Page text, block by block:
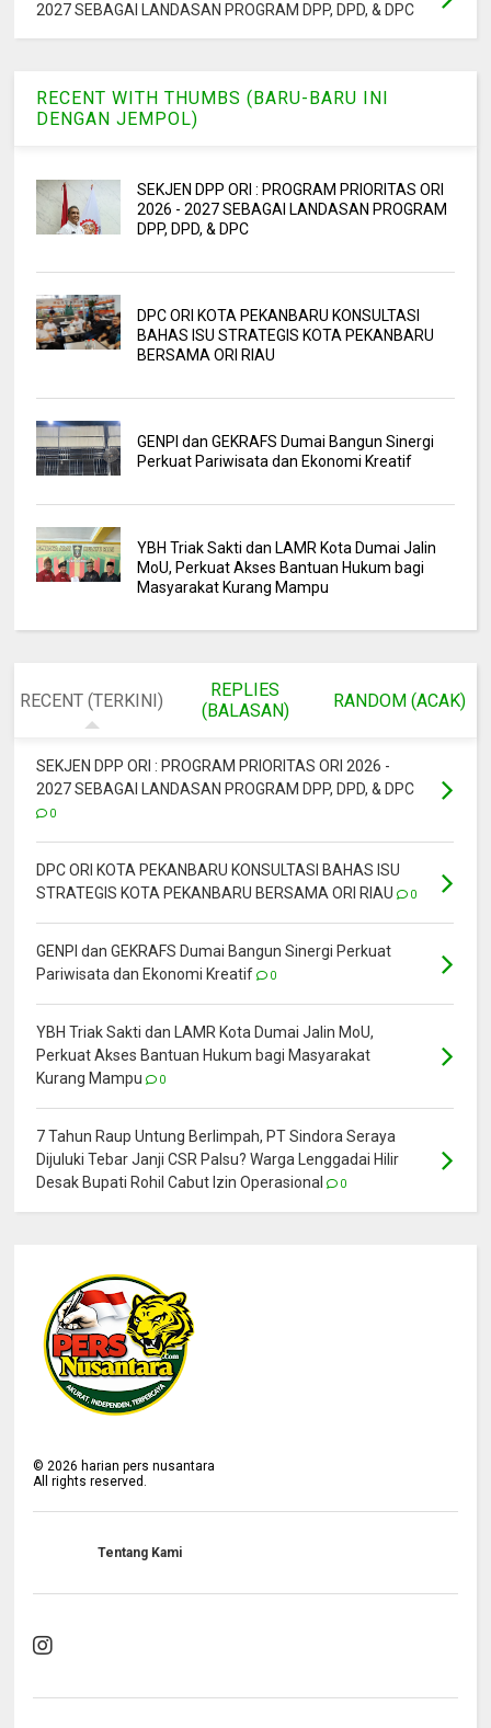
2027 SEBAGAI LANDASAN PROGRAM DPP, DPD, & DPC
RECENT WITH THUMBS (BARU-BARU INI
DENGAN JEMPOL)
SEKJEN DPP ORI : PROGRAM PRIORITAS ORI
2026 - 2027 SEBAGAI LANDASAN PROGRAM
DPP, DPD, & DPC
DPC ORI KOTA PEKANBARU KONSULTASI
BAHAS ISU STRATEGIS KOTA PEKANBARU
BERSAMA ORI RIAU
GENPI dan GEKRAFS Dumai Bangun Sinergi
Perkuat Pariwisata dan Ekonomi Kreatif
YBH Triak Sakti dan LAMR Kota Dumai Jalin
MoU, Perkuat Akses Bantuan Hukum bagi
Masyarakat Kurang Mampu
RECENT (TERKINI)
REPLIES
(BALASAN)
RANDOM (ACAK)
SEKJEN DPP ORI : PROGRAM PRIORITAS ORI 2026 -
2027 SEBAGAI LANDASAN PROGRAM DPP, DPD, & DPC
0
DPC ORI KOTA PEKANBARU KONSULTASI BAHAS ISU
STRATEGIS KOTA PEKANBARU BERSAMA ORI RIAU
0
GENPI dan GEKRAFS Dumai Bangun Sinergi Perkuat
Pariwisata dan Ekonomi Kreatif
0
YBH Triak Sakti dan LAMR Kota Dumai Jalin MoU,
Perkuat Akses Bantuan Hukum bagi Masyarakat
Kurang Mampu
0
7 Tahun Raup Untung Berlimpah, PT Sindora Seraya
Dijuluki Tebar Janji CSR Palsu? Warga Lenggadai Hilir
Desak Bupati Rohil Cabut Izin Operasional
0
©2026 harian pers nusantara
All rights reserved.
Tentang Kami